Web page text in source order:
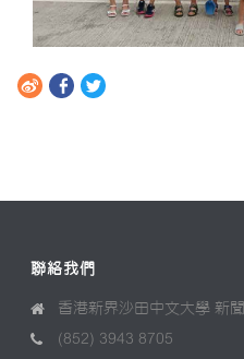
聯絡我們
香港新界沙田中文大學 新
(852) 3943 8705